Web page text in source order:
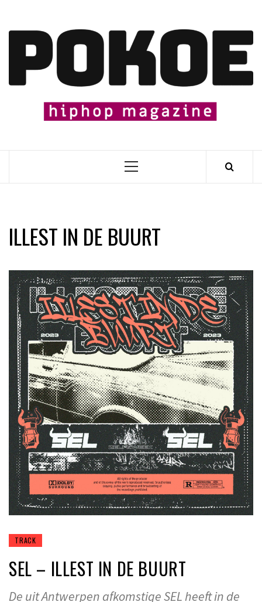
content
Primary
ILLEST IN DE BUURT
TRACK
SEL – ILLEST IN DE BUURT
De uit Antwerpen afkomstige SEL heeft in de